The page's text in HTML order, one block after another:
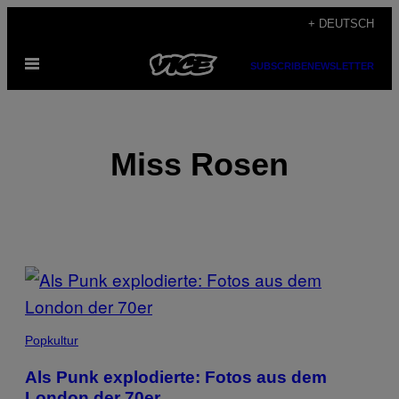
content
+ DEUTSCH
Open
SUBSCRIBENEWSLETTER
Miss Rosen
POSTS
BY
THIS
AUTHOR
Popkultur
Als Punk explodierte: Fotos aus dem